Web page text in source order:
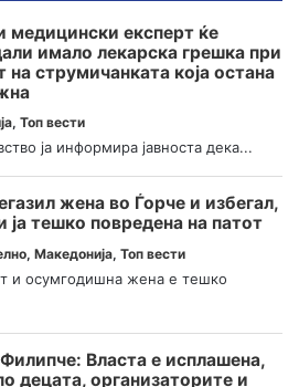
медицински експерт ќе
имало лекарска грешка при
на струмичанката која остана
, Топ вести
ја информира јавноста дека...
жена во Ѓорче и избегал,
ја тешко повредена на патот
, Македонија, Топ вести
и осумгодишна жена е тешко
Власта е исплашена,
децата, организаторите и